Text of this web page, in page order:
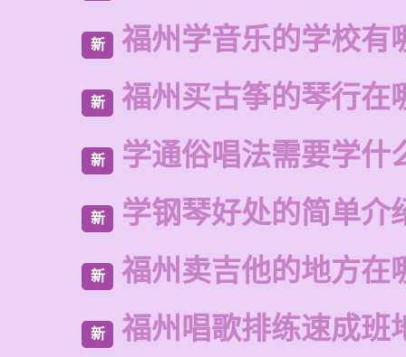
新 福州学音乐的学校有
新 福州买古筝的琴行在
新 学通俗唱法需要学什
新 学钢琴好处的简单介
新 福州卖吉他的地方在
新 福州唱歌排练速成班